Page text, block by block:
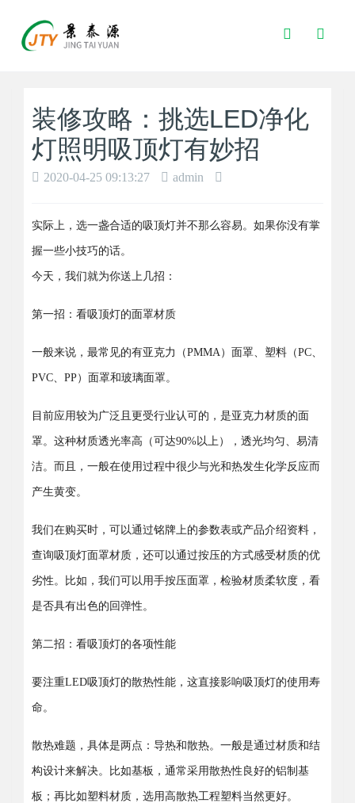
Toggle
Search
装修攻略：挑选LED净化
灯照明吸顶灯有妙招
2020-04-25 09:13:27 admin
实际上，选一盏合适的吸顶灯并不那么容易。如果你没有掌
握一些小技巧的话。
今天，我们就为你送上几招：
第一招：看吸顶灯的面罩材质
一般来说，最常见的有亚克力（PMMA）面罩、塑料（PC、
PVC、PP）面罩和玻璃面罩。
目前应用较为广泛且更受行业认可的，是亚克力材质的面
罩。这种材质透光率高（可达90%以上），透光均匀、易清
洁。而且，一般在使用过程中很少与光和热发生化学反应而
产生黄变。
我们在购买时，可以通过铭牌上的参数表或产品介绍资料，
查询吸顶灯面罩材质，还可以通过按压的方式感受材质的优
劣性。比如，我们可以用手按压面罩，检验材质柔软度，看
是否具有出色的回弹性。
第二招：看吸顶灯的各项性能
要注重LED吸顶灯的散热性能，这直接影响吸顶灯的使用寿
命。
散热难题，具体是两点：导热和散热。一般是通过材质和结
构设计来解决。比如基板，通常采用散热性良好的铝制基
板；再比如塑料材质，选用高散热工程塑料当然更好。